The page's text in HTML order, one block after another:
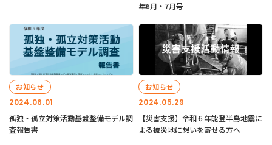
年6月・7月号
2024.06.01
お知らせ
孤独・孤立対策活動基盤整備モデル調
査報告書
2024.05.29
お知らせ
【災害支援】令和６年能登半島地震に
よる被災地に想いを寄せる方へ